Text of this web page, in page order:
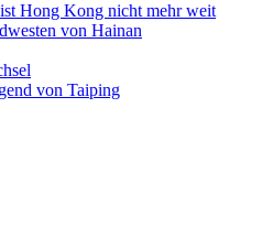
Hong Kong nicht mehr weit
von Hainan
von Taiping